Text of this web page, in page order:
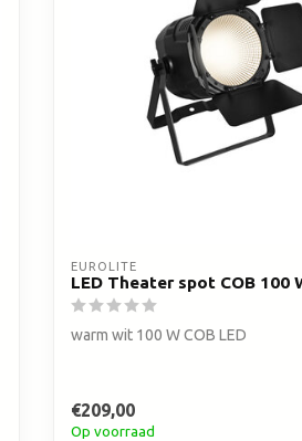
swipetekens
gebruiken.
EUROLITE
LED Theater spot COB 100
warm wit 100 W COB LED
€209,00
Op voorraad